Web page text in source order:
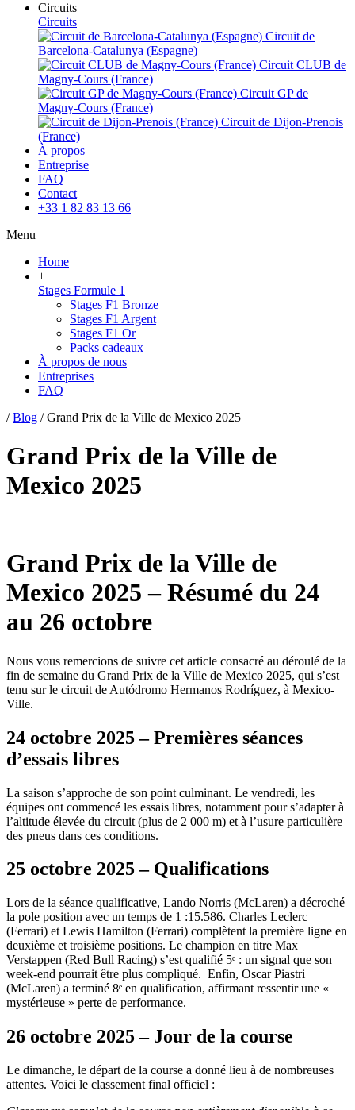
Circuits
Circuits
Circuit de
Barcelona-Catalunya (Espagne)
Circuit CLUB de
Magny-Cours (France)
Circuit GP de
Magny-Cours (France)
Circuit de Dijon-Prenois
(France)
À propos
Entreprise
FAQ
Contact
+33 1 82 83 13 66
Menu
Home
+
Stages Formule 1
Stages F1 Bronze
Stages F1 Argent
Stages F1 Or
Packs cadeaux
À propos de nous
Entreprises
FAQ
/ Blog / Grand Prix de la Ville de Mexico 2025
Grand Prix de la Ville de
Mexico 2025
Grand Prix de la Ville de
Mexico 2025 – Résumé du 24
au 26 octobre
Nous vous remercions de suivre cet article consacré au déroulé de la
fin de semaine du Grand Prix de la Ville de Mexico 2025, qui s’est
tenu sur le circuit de Autódromo Hermanos Rodríguez, à Mexico-
Ville.
24 octobre 2025 – Premières séances
d’essais libres
La saison s’approche de son point culminant. Le vendredi, les
équipes ont commencé les essais libres, notamment pour s’adapter à
l’altitude élevée du circuit (plus de 2 000 m) et à l’usure particulière
des pneus dans ces conditions.
25 octobre 2025 – Qualifications
Lors de la séance qualificative, Lando Norris (McLaren) a décroché
la pole position avec un temps de 1 :15.586. Charles Leclerc
(Ferrari) et Lewis Hamilton (Ferrari) complètent la première ligne en
deuxième et troisième positions. Le champion en titre Max
Verstappen (Red Bull Racing) s’est qualifié 5ᵉ : un signal que son
week-end pourrait être plus compliqué. Enfin, Oscar Piastri
(McLaren) a terminé 8ᵉ en qualification, affirmant ressentir une «
mystérieuse » perte de performance.
26 octobre 2025 – Jour de la course
Le dimanche, le départ de la course a donné lieu à de nombreuses
attentes. Voici le classement final officiel :